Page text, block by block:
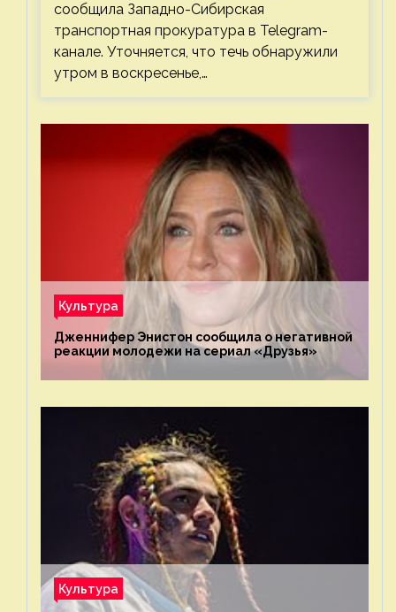
сообщила Западно-Сибирская
транспортная прокуратура в Telegram-
канале. Уточняется, что течь обнаружили
утром в воскресенье,…
Культура
Дженнифер Энистон сообщила о негативной
реакции молодежи на сериал «Друзья»
Культура